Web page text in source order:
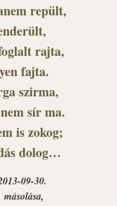
repült,
rajta,
fajta.
szirma,
sír ma.
is zokog;
dolog…
09-30.
másolása,